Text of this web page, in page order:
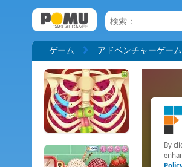
ゲーム アドベンチャーゲーム